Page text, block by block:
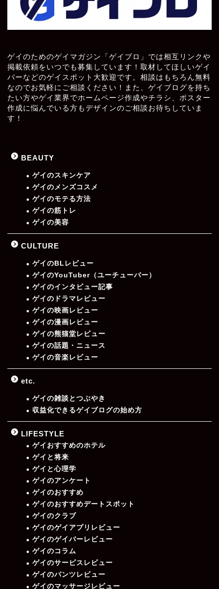
ゲイのためのゲイマガジン「ゲイブロ」では相互リンクや
掲載依頼をいつでも募集しています！取材してほしいゲイ
バーなどのゲイスポット大歓迎です。相談はもちろん無料
なのでお気軽にご相談ください！また、ゲイブログを持ち
たい方やゲイ業界でホームページ作成やチラシ、ポスター
作成に悩んでいる方もデザインのご相談お待ちしていま
す！
BEAUTY
ゲイのスキンケア
ゲイのメンズコスメ
ゲイのモテる方法
ゲイの筋トレ
ゲイの美容
CULTURE
ゲイのBLレビュー
ゲイのYouTuber（ユーチューバー）
ゲイのインタビュー記事
ゲイのドラマレビュー
ゲイの映画レビュー
ゲイの漫画レビュー
ゲイの熊猫堂レビュー
ゲイの話題・ニュース
ゲイの音楽レビュー
etc.
ゲイの雑談とつぶやき
収益化できるゲイブログの始め方
LIFESTYLE
ゲイおすすめのホテル
ゲイと将来
ゲイと心理学
ゲイのアンケート
ゲイのおすすめ
ゲイのおすすめデートスポット
ゲイのクラブ
ゲイのゲイアプリレビュー
ゲイのゲイバーレビュー
ゲイのコラム
ゲイのサービスレビュー
ゲイのパンツレビュー
ゲイのマッサージレビュー